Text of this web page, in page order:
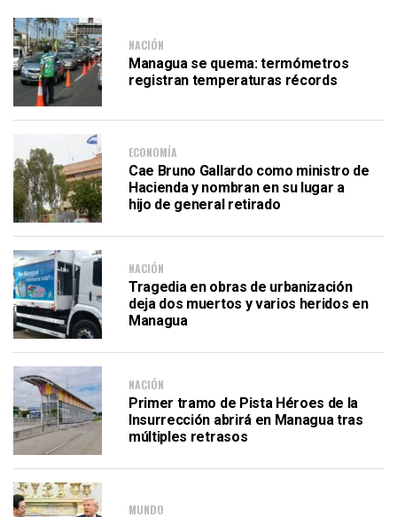
NACIÓN
Managua se quema: termómetros
registran temperaturas récords
ECONOMÍA
Cae Bruno Gallardo como ministro de
Hacienda y nombran en su lugar a
hijo de general retirado
NACIÓN
Tragedia en obras de urbanización
deja dos muertos y varios heridos en
Managua
NACIÓN
Primer tramo de Pista Héroes de la
Insurrección abrirá en Managua tras
múltiples retrasos
MUNDO